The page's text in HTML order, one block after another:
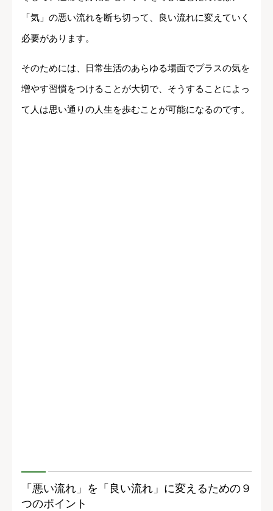
「気」の悪い流れを断ち切って、良い流れに変えていく
必要があります。
そのためには、日常生活のあらゆる場面でプラスの気を
増やす習慣をつけることが大切で、そうすることによっ
て人は思い通りの人生を歩むことが可能になるのです。
「悪い流れ」を「良い流れ」に変えるための９
つのポイント